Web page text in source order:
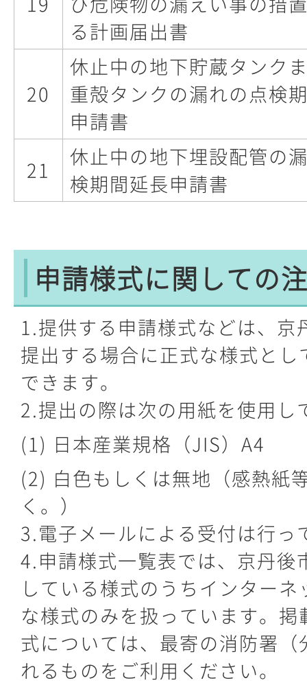
る計画届出書
20
休止中の地下貯蔵タンク
重殻タンクの漏れの点検
申請書
21
休止中の地下埋設配管の
検期間延長申請書
申請様式に関しての
1.提供する申請様式などは、京
提出する場合に正式な様式と
できます。
2.提出の際は次の用紙を使用し
(1) 日本産業規格（JIS）A4
(2) 白色もしくは無地（感熱紙
く。）
3.電子メールによる受付は行っ
4.申請様式一覧表では、京丹後
している様式のうちインター
な様式のみを扱っています。
式については、最寄の消防署
れるものをご利用ください。